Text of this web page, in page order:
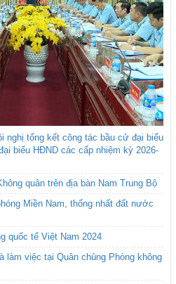
nghị tổng kết công tác bầu cử đại biểu
biểu HĐND các cấp nhiệm kỳ 2026-
quân trên địa bàn Nam Trung Bộ
Miền Nam, thống nhất đất nước
quốc tế Việt Nam 2024
làm việc tại Quân chủng Phòng không